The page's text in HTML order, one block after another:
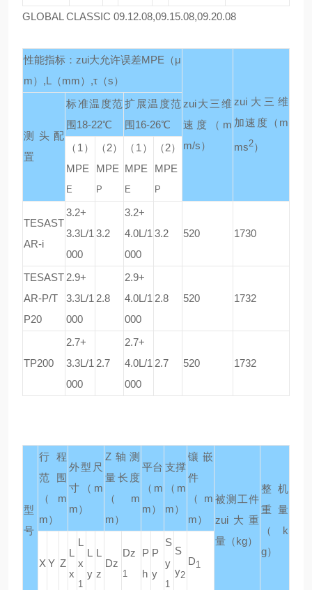
GLOBAL CLASSIC 09.12.08,09.15.08,09.20.08
性能指标：zui大允许误差MPE（μ
m）,L（mm）,τ（s）
zui大三维
速度
（m
m/s）
zui大三维
加速度 （m
ms2）
测头配
置
标准温度范
围 18-22℃
扩展温度范
围 16-26℃
（1）
MPE
E
（2）
MPE
P
（1）
MPE
E
（2）
MPE
P
TESAST
AR-i
3.2+
3.3L/1
000
3.2
3.2+
4.0L/1
000
3.2 520 1730
TESAST
AR-P/T
P20
2.9+
3.3L/1
000
2.8
2.9+
4.0L/1
000
2.8 520 1732
TP200
2.7+
3.3L/1
000
2.7
2.7+
4.0L/1
000
2.7 520 1732
型
号
行程
范围
（m
m）
外型尺
寸
（m
m）
Z 轴测
量长度
（m
m）
平台
（m
m）
支撑
（m
m）
镶嵌
件
（m
m）
被测工件
zui大重
量 （kg）
整机
重量
（k
g）
X Y Z
L
x
L
x
1
L
y
L
z
Dz
Dz
1
P
h
P
y
S
y
1
S
y2
D1